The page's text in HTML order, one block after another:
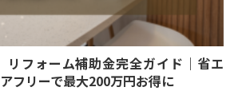
リフォーム補助金完全ガイド｜省エ
フリーで最大200万円お得に